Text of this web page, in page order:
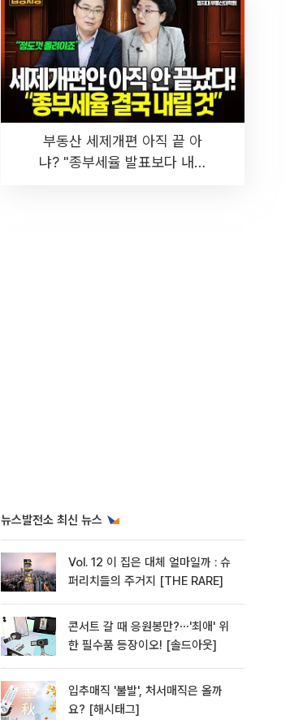
부동산 세제개편 아직 끝 아
냐? "종부세율 발표보다 내릴
뉴스발전소 최신 뉴스
Vol. 12 이 집은 대체 얼마일까 : 슈
퍼리치들의 주거지 [THE RARE]
콘서트 갈 때 응원봉만?⋯'최애' 위
한 필수품 등장이오! [솔드아웃]
입추매직 '불발', 처서매직은 올까
요? [해시태그]